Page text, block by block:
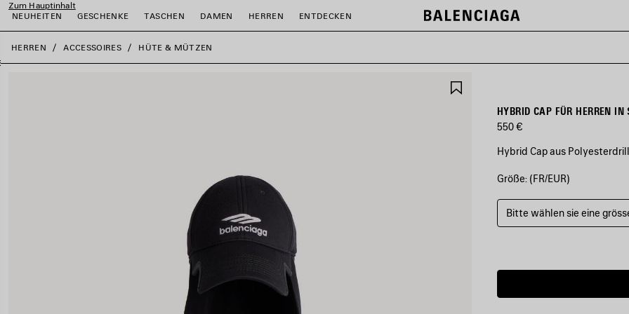
Zum Hauptinhalt
NEUHEITEN
GESCHENKE TASCHEN DAMEN HERREN ENTDECKEN
close the banner
HERREN ACCESSOIRES HÜTE & MÜTZEN
HYBRID CAP FÜR HERREN IN
550 €
Hybrid Cap aus
FARBEN
SCHWARZ
Schwarz
Größe: (FR/EUR)
Bitte wählen sie eine
Lieferdatum: